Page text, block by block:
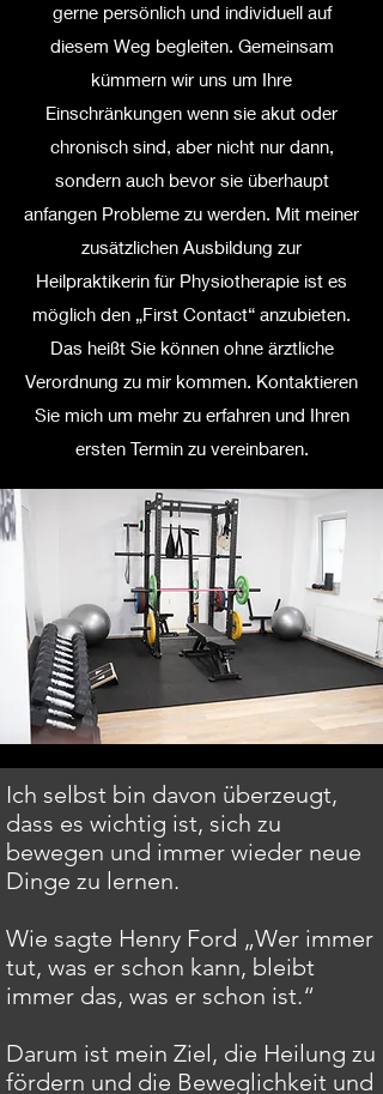
gerne persönlich und individuell auf
diesem Weg begleiten. Gemeinsam
kümmern wir uns um Ihre
Einschränkungen wenn sie akut oder
chronisch sind, aber nicht nur dann,
sondern auch bevor sie überhaupt
anfangen Probleme zu werden. Mit meiner
zusätzlichen Ausbildung zur
Heilpraktikerin für Physiotherapie ist es
möglich den „First Contact“ anzubieten.
Das heißt Sie können ohne ärztliche
Verordnung zu mir kommen. Kontaktieren
Sie mich um mehr zu erfahren und Ihren
ersten Termin zu vereinbaren.
Ich selbst bin davon überzeugt,
dass es wichtig ist, sich zu
bewegen und immer wieder neue
Dinge zu lernen.
Wie sagte Henry Ford „Wer immer
tut, was er schon kann, bleibt
immer das, was er schon ist.“
Darum ist mein Ziel, die Heilung zu
fördern und die Beweglichkeit und